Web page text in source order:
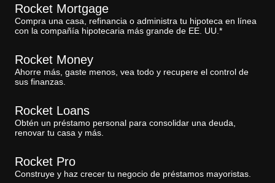
Rocket Mortgage
Compra una casa, refinancia o administra tu hipoteca en línea
con la compañía hipotecaria más grande de EE. UU.*
Rocket Money
Ahorre más, gaste menos, vea todo y recupere el control de
sus finanzas.
Rocket Loans
Obtén un préstamo personal para consolidar una deuda,
renovar tu casa y más.
Rocket Pro
Construye y haz crecer tu negocio de préstamos mayoristas.